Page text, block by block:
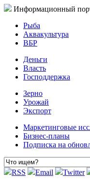
Информационный
Рыба
Аквакультура
ВБР
Деньги
Власть
Господдержка
Зерно
Урожай
Экспорт
Маркетинговые
Бизнес-планы
Подписка на
RSS Email Twitter